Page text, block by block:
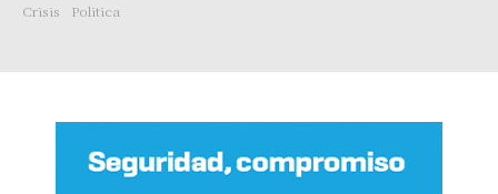
Crisis
Politica